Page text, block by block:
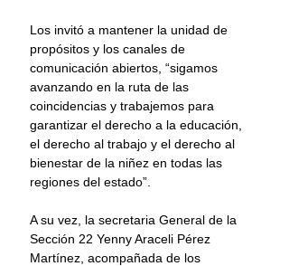
Los invitó a mantener la unidad de
propósitos y los canales de
comunicación abiertos, “sigamos
avanzando en la ruta de las
coincidencias y trabajemos para
garantizar el derecho a la educación,
el derecho al trabajo y el derecho al
bienestar de la niñez en todas las
regiones del estado”.
A su vez, la secretaria General de la
Sección 22 Yenny Araceli Pérez
Martínez, acompañada de los